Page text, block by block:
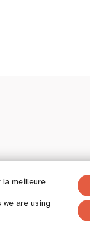
d’accessibilité
la meilleure
we are using